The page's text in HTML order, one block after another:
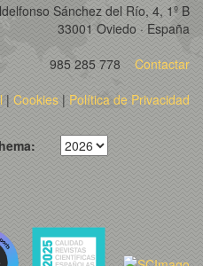
Sánchez del Río, 4, 1º B
33001 Oviedo · España
985 285 778
Contactar
| Cookies | Política de Privacidad